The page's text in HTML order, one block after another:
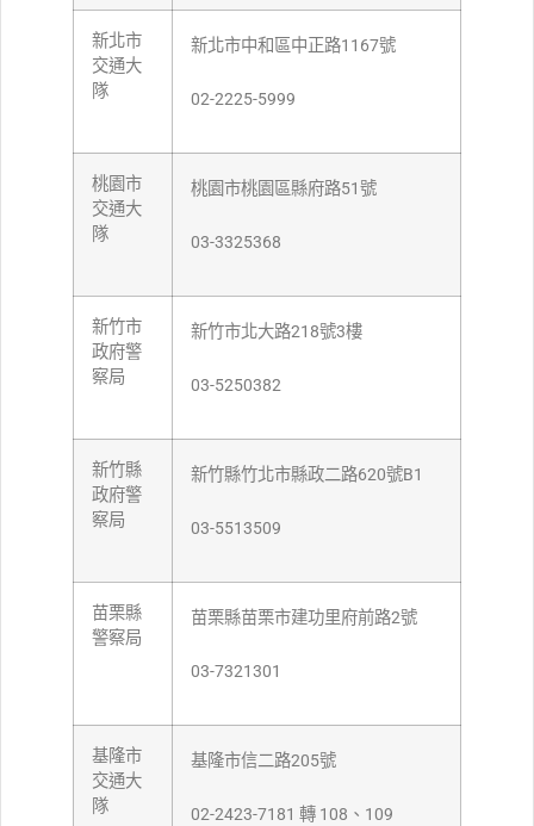
新北市
交通大
隊
新北市中和區中正路1167號
02-2225-5999
桃園市
交通大
隊
桃園市桃園區縣府路51號
03-3325368
新竹市
政府警
察局
新竹市北大路218號3樓
03-5250382
新竹縣
政府警
察局
新竹縣竹北市縣政二路620號B1
03-5513509
苗栗縣
警察局
苗栗縣苗栗市建功里府前路2號
03-7321301
基隆市
交通大
隊
基隆市信二路205號
02-2423-7181 轉 108、109